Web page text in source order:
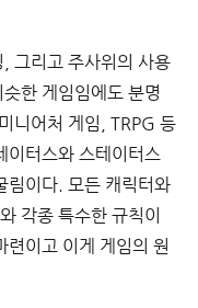
그리고 주사위의 사용
한 게임임에도 분명
미니어처 게임 , TRPG 등
이터스와 스테이터스
림이다. 모든 캐릭터와
각종 특수한 규칙이
련이고 이게 게임의 원